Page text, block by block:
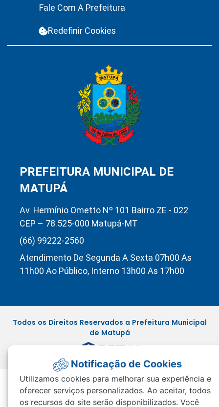
Fale Com A Prefeitura
Redefinir Cookies
PREFEITURA MUNICIPAL DE
MATUPÁ
Av. Hermínio Ometto Nº 101 Bairro ZE - 022
CEP – 78.525-000 Matupá-MT
(66) 99222-2560
Atendimento De Segunda A Sexta 07h00 As
11h00 Ao Público, Interno 13h00 As 17h00
Todos os Direitos Reservados a Prefeitura Municipal
de Matupá
Notificação de Cookies
Utilizamos cookies para melhorar sua experiência e
oferecer serviços personalizados. Ao aceitar, todos
os recursos do site serão disponibilizados. Você